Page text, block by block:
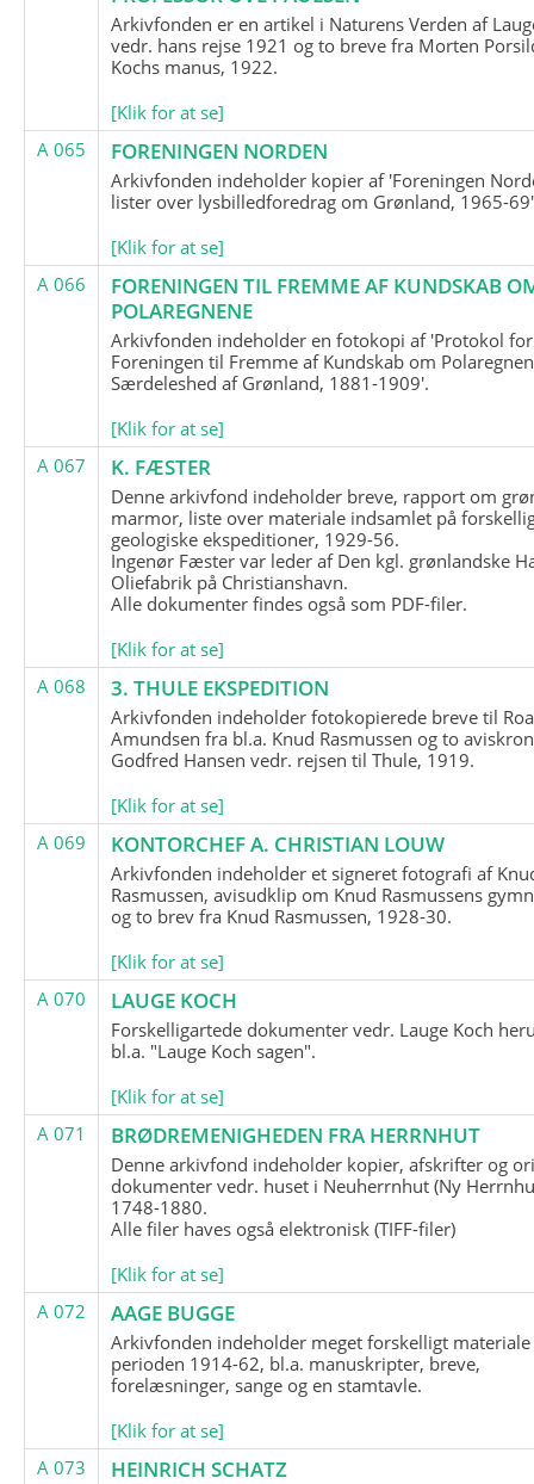
Arkivfonden er en artikel i Naturens Verden af
vedr. hans rejse 1921 og to breve fra Morten
Kochs manus, 1922.
[Klik for at se]
A 065
FORENINGEN NORDEN
Arkivfonden indeholder kopier af 'Foreningen
lister over lysbilledforedrag om Grønland, 1965-
[Klik for at se]
A 066
FORENINGEN TIL FREMME AF KUNDSKAB
POLAREGNENE
Arkivfonden indeholder en fotokopi af 'Protokol for
Foreningen til Fremme af Kundskab om
Særdeleshed af Grønland, 1881-1909'.
[Klik for at se]
A 067
K. FÆSTER
Denne arkivfond indeholder breve, rapport om
marmor, liste over materiale indsamlet på
geologiske ekspeditioner, 1929-56.
Ingenør Fæster var leder af Den kgl. grønlandske
Oliefabrik på Christianshavn.
Alle dokumenter findes også som PDF-filer.
[Klik for at se]
A 068
3. THULE EKSPEDITION
Arkivfonden indeholder fotokopierede breve til
Amundsen fra bl.a. Knud Rasmussen og to
Godfred Hansen vedr. rejsen til Thule, 1919.
[Klik for at se]
A 069
KONTORCHEF A. CHRISTIAN LOUW
Arkivfonden indeholder et signeret fotografi af
Rasmussen, avisudklip om Knud Rasmussens
og to brev fra Knud Rasmussen, 1928-30.
[Klik for at se]
A 070
LAUGE KOCH
Forskelligartede dokumenter vedr. Lauge Koch
bl.a. "Lauge Koch sagen".
[Klik for at se]
A 071
BRØDREMENIGHEDEN FRA HERRNHUT
Denne arkivfond indeholder kopier, afskrifter og
dokumenter vedr. huset i Neuherrnhut (Ny
1748-1880.
Alle filer haves også elektronisk (TIFF-filer)
[Klik for at se]
A 072
AAGE BUGGE
Arkivfonden indeholder meget forskelligt
perioden 1914-62, bl.a. manuskripter, breve,
forelæsninger, sange og en stamtavle.
[Klik for at se]
A 073
HEINRICH SCHATZ